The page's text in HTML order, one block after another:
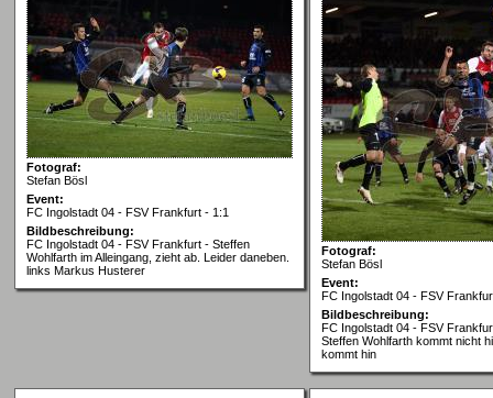
Fotograf:
Stefan Bösl
Event:
FC Ingolstadt 04 - FSV Frankfurt - 1:1
Bildbeschreibung:
FC Ingolstadt 04 - FSV Frankfurt - Steffen
Wohlfarth im Alleingang, zieht ab. Leider daneben.
links Markus Husterer
Fotograf:
Stefan Bösl
Event:
FC Ingolstadt 04 - FSV
Bildbeschreibung:
FC Ingolstadt 04 - FSV
Steffen Wohlfarth kommt nicht
kommt hin